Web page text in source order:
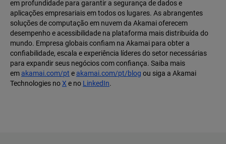
em profundidade para garantir a segurança de dados e
aplicações empresariais em todos os lugares. As abrangentes
soluções de computação em nuvem da Akamai oferecem
desempenho e acessibilidade na plataforma mais distribuída do
mundo. Empresa globais confiam na Akamai para obter a
confiabilidade, escala e experiência líderes do setor necessárias
para expandir seus negócios com confiança. Saiba mais
emakamai.com/pt eakamai.com/pt/blog ou siga a Akamai
Technologies noX e no LinkedIn.